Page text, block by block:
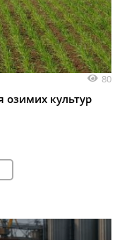
80
озимих культур